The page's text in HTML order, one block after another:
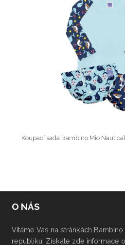
Koupací sada Bambino Mio
O NÁS
Vítáme Vás na stránkách
republiku. Získáte zde informace